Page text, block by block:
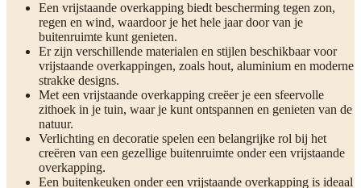
Een vrijstaande overkapping biedt bescherming tegen zon,
regen en wind, waardoor je het hele jaar door van je
buitenruimte kunt genieten.
Er zijn verschillende materialen en stijlen beschikbaar voor
vrijstaande overkappingen, zoals hout, aluminium en moderne
strakke designs.
Met een vrijstaande overkapping creëer je een sfeervolle
zithoek in je tuin, waar je kunt ontspannen en genieten van de
natuur.
Verlichting en decoratie spelen een belangrijke rol bij het
creëren van een gezellige buitenruimte onder een vrijstaande
overkapping.
Een buitenkeuken onder een vrijstaande overkapping is ideaal